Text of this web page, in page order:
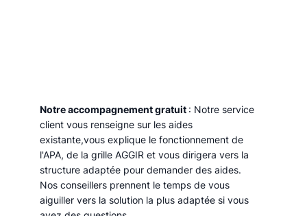
Notre accompagnement gratuit : Notre service
client vous renseigne sur les aides
existante,vous explique le fonctionnement de
l'APA, de la grille AGGIR et vous dirigera vers la
structure adaptée pour demander des aides.
Nos conseillers prennent le temps de vous
aiguiller vers la solution la plus adaptée si vous